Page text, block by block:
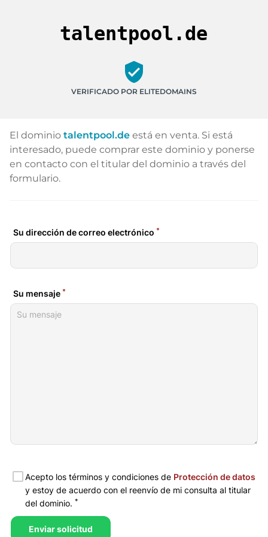
talentpool.de
verified_user
VERIFICADO POR ELITEDOMAINS
El dominio talentpool.de está en venta. Si está
interesado, puede comprar este dominio y ponerse
en contacto con el titular del dominio a través del
formulario.